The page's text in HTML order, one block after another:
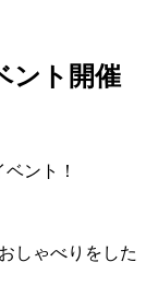
ント開催
ント！
しゃべりをした